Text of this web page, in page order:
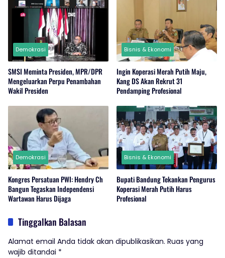
Demokrasi
SMSI Meminta Presiden, MPR/DPR
Mengeluarkan Perpu Penambahan
Wakil Presiden
Bisnis & Ekonomi
Ingin Koperasi Merah Putih Maju,
Kang DS Akan Rekrut 31
Pendamping Profesional
Demokrasi
Kongres Persatuan PWI: Hendry Ch
Bangun Tegaskan Independensi
Wartawan Harus Dijaga
Bisnis & Ekonomi
Bupati Bandung Tekankan Pengurus
Koperasi Merah Putih Harus
Profesional
Tinggalkan Balasan
Alamat email Anda tidak akan dipublikasikan. Ruas yang
wajib ditandai *